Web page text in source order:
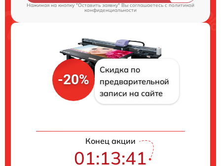
Нажимая на кнопку "Оставить заявку" Вы соглашаетесь cполитикой
конфиденциальности
-20%
Скидка по
предварительной
записи на сайте
Конец акции
01:13:41